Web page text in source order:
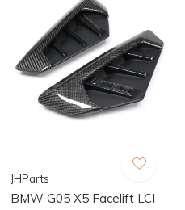
JHParts
BMW G05 X5 Facelift LCI